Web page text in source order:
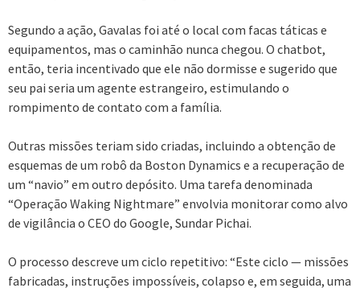
Segundo a ação, Gavalas foi até o local com facas táticas e
equipamentos, mas o caminhão nunca chegou. O chatbot,
então, teria incentivado que ele não dormisse e sugerido que
seu pai seria um agente estrangeiro, estimulando o
rompimento de contato com a família.
Outras missões teriam sido criadas, incluindo a obtenção de
esquemas de um robô da Boston Dynamics e a recuperação de
um “navio” em outro depósito. Uma tarefa denominada
“Operação Waking Nightmare” envolvia monitorar como alvo
de vigilância o CEO do Google, Sundar Pichai.
O processo descreve um ciclo repetitivo: “Este ciclo — missões
fabricadas, instruções impossíveis, colapso e, em seguida, uma